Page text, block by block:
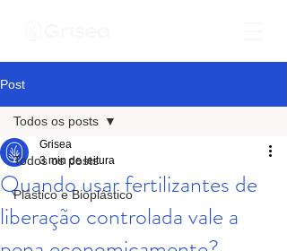
Post
Todos os posts
Plástico e Bioplástico
Todos os posts
Quando usar fertilizantes de
liberação controlada vale a
Grisea
3 min de leitura